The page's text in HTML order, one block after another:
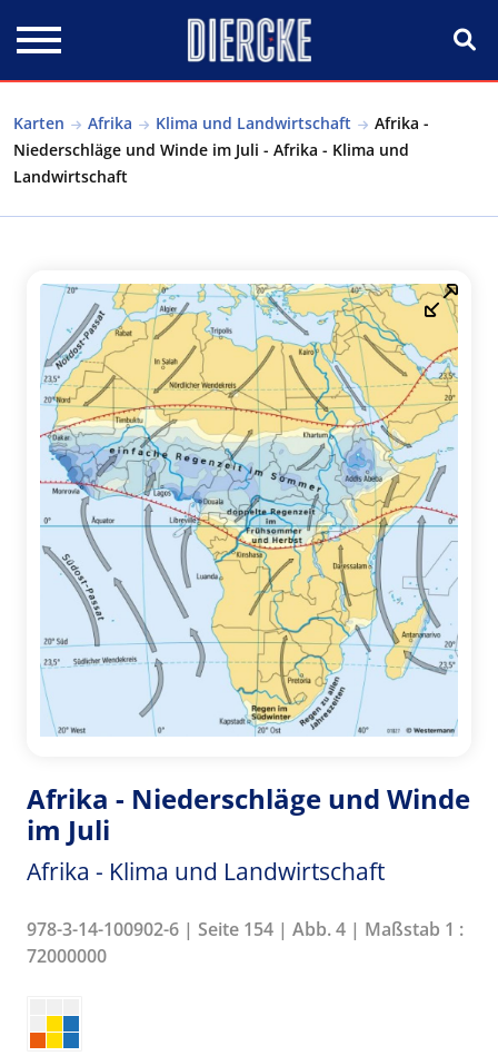
Karten Afrika Klima und Landwirtschaft
Afrika -
Niederschläge und Winde im Juli - Afrika - Klima und
Landwirtschaft
Afrika - Niederschläge und Winde
im Juli
Afrika - Klima und Landwirtschaft
978-3-14-100902-6 | Seite 154 | Abb. 4 | Maßstab 1 :
72000000